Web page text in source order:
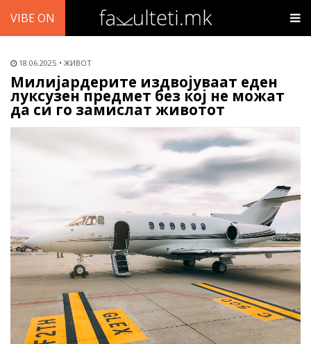
VIBE ON
18.06.2025 ЖИВОТ
Милијардерите издвојуваат еден
луксузен предмет без кој не можат
да си го замислат животот